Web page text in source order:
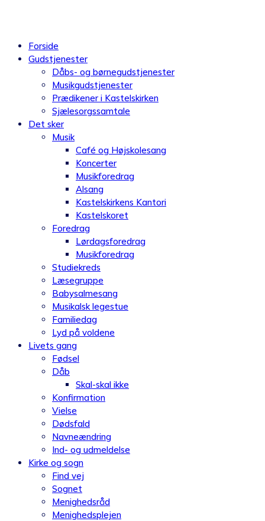
Forside
Gudstjenester
Dåbs- og børnegudstjenester
Musikgudstjenester
Prædikener i Kastelskirken
Sjælesorgssamtale
Det sker
Musik
Café og Højskolesang
Koncerter
Musikforedrag
Alsang
Kastelskirkens Kantori
Kastelskoret
Foredrag
Lørdagsforedrag
Musikforedrag
Studiekreds
Læsegruppe
Babysalmesang
Musikalsk legestue
Familiedag
Lyd på voldene
Livets gang
Fødsel
Dåb
Skal-skal ikke
Konfirmation
Vielse
Dødsfald
Navneændring
Ind- og udmeldelse
Kirke og sogn
Find vej
Sognet
Menighedsråd
Menighedsplejen